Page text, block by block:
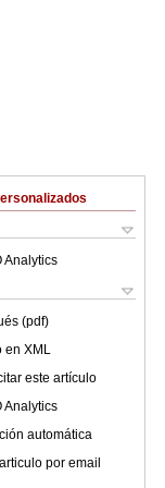
Analytics
(pdf)
en XML
este artículo
Analytics
automática
por email